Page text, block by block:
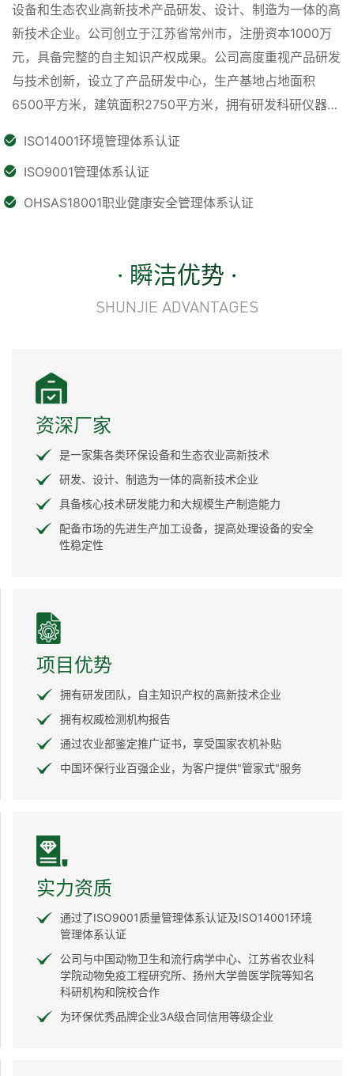
设备和生态农业高新技术产品研发、设计、制造为一体的高
新技术企业。公司创立于江苏省常州市，注册资本1000万
元，具备完整的自主知识产权成果。公司高度重视产品研发
与技术创新，设立了产品研发中心，生产基地占地面积
6500平方米，建筑面积2750平方米，拥有研发科研仪器及
的研发和制造能力。自成立以来，一直致力于为生态畜禽养
殖业提供高新技术、节能环保、经济耐用的产品，助力各大
养殖企业全面优化生态环境。为进一步满足市场需求，公司
校合作，借助其强大的科研验证平台，推出了畜禽养殖消毒
ISO14001环境管理体系认证
ISO9001管理体系认证
OHSAS18001职业健康安全管理体系认证
· 瞬洁优势 ·
SHUNJIE ADVANTAGES
资深厂家
是一家集各类环保设备和生态农业高新技术
研发、设计、制造为一体的高新技术企业
具备核心技术研发能力和大规模生产制造能力
配备市场的先进生产加工设备，提高处理设备的安全
性稳定性
项目优势
拥有研发团队，自主知识产权的高新技术企业
拥有权威检测机构报告
通过农业部鉴定推广证书，享受国家农机补贴
中国环保行业百强企业，为客户提供"管家式"服务
实力资质
通过了ISO9001质量管理体系认证及ISO14001环境
管理体系认证
公司与中国动物卫生和流行病学中心、江苏省农业科
学院动物免疫工程研究所、扬州大学兽医学院等知名
科研机构和院校合作
为环保优秀品牌企业3A级合同信用等级企业